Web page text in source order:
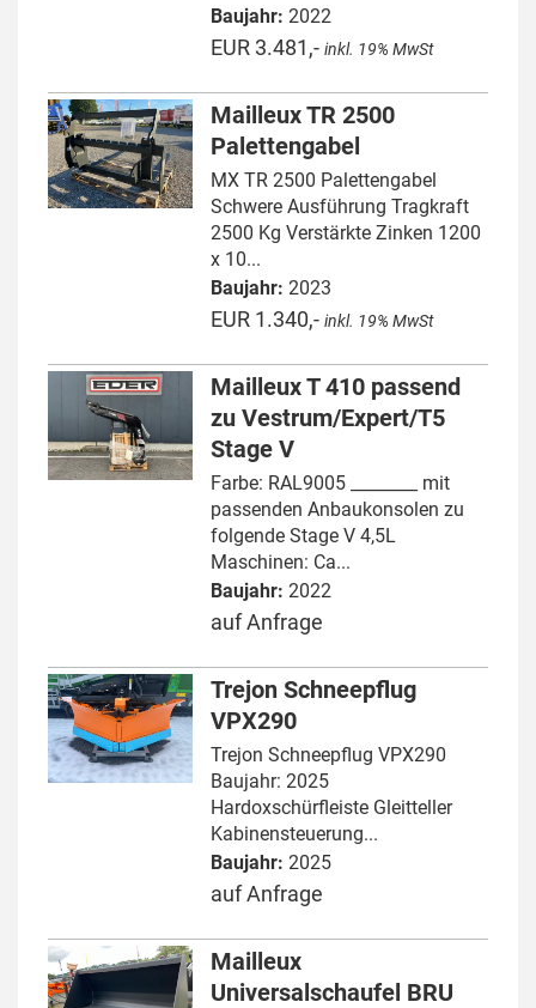
Baujahr: 2022
EUR 3.481,- inkl. 19% MwSt
Mailleux TR 2500
Palettengabel
MX TR 2500 Palettengabel
Schwere Ausführung Tragkraft
2500 Kg Verstärkte Zinken 1200
x 10...
Baujahr: 2023
EUR 1.340,- inkl. 19% MwSt
Mailleux T 410 passend
zu Vestrum/Expert/T5
Stage V
Farbe: RAL9005 ________ mit
passenden Anbaukonsolen zu
folgende Stage V 4,5L
Maschinen: Ca...
Baujahr: 2022
auf Anfrage
Trejon Schneepflug
VPX290
Trejon Schneepflug VPX290
Baujahr: 2025
Hardoxschürfleiste Gleitteller
Kabinensteuerung...
Baujahr: 2025
auf Anfrage
Mailleux
Universalschaufel BRU